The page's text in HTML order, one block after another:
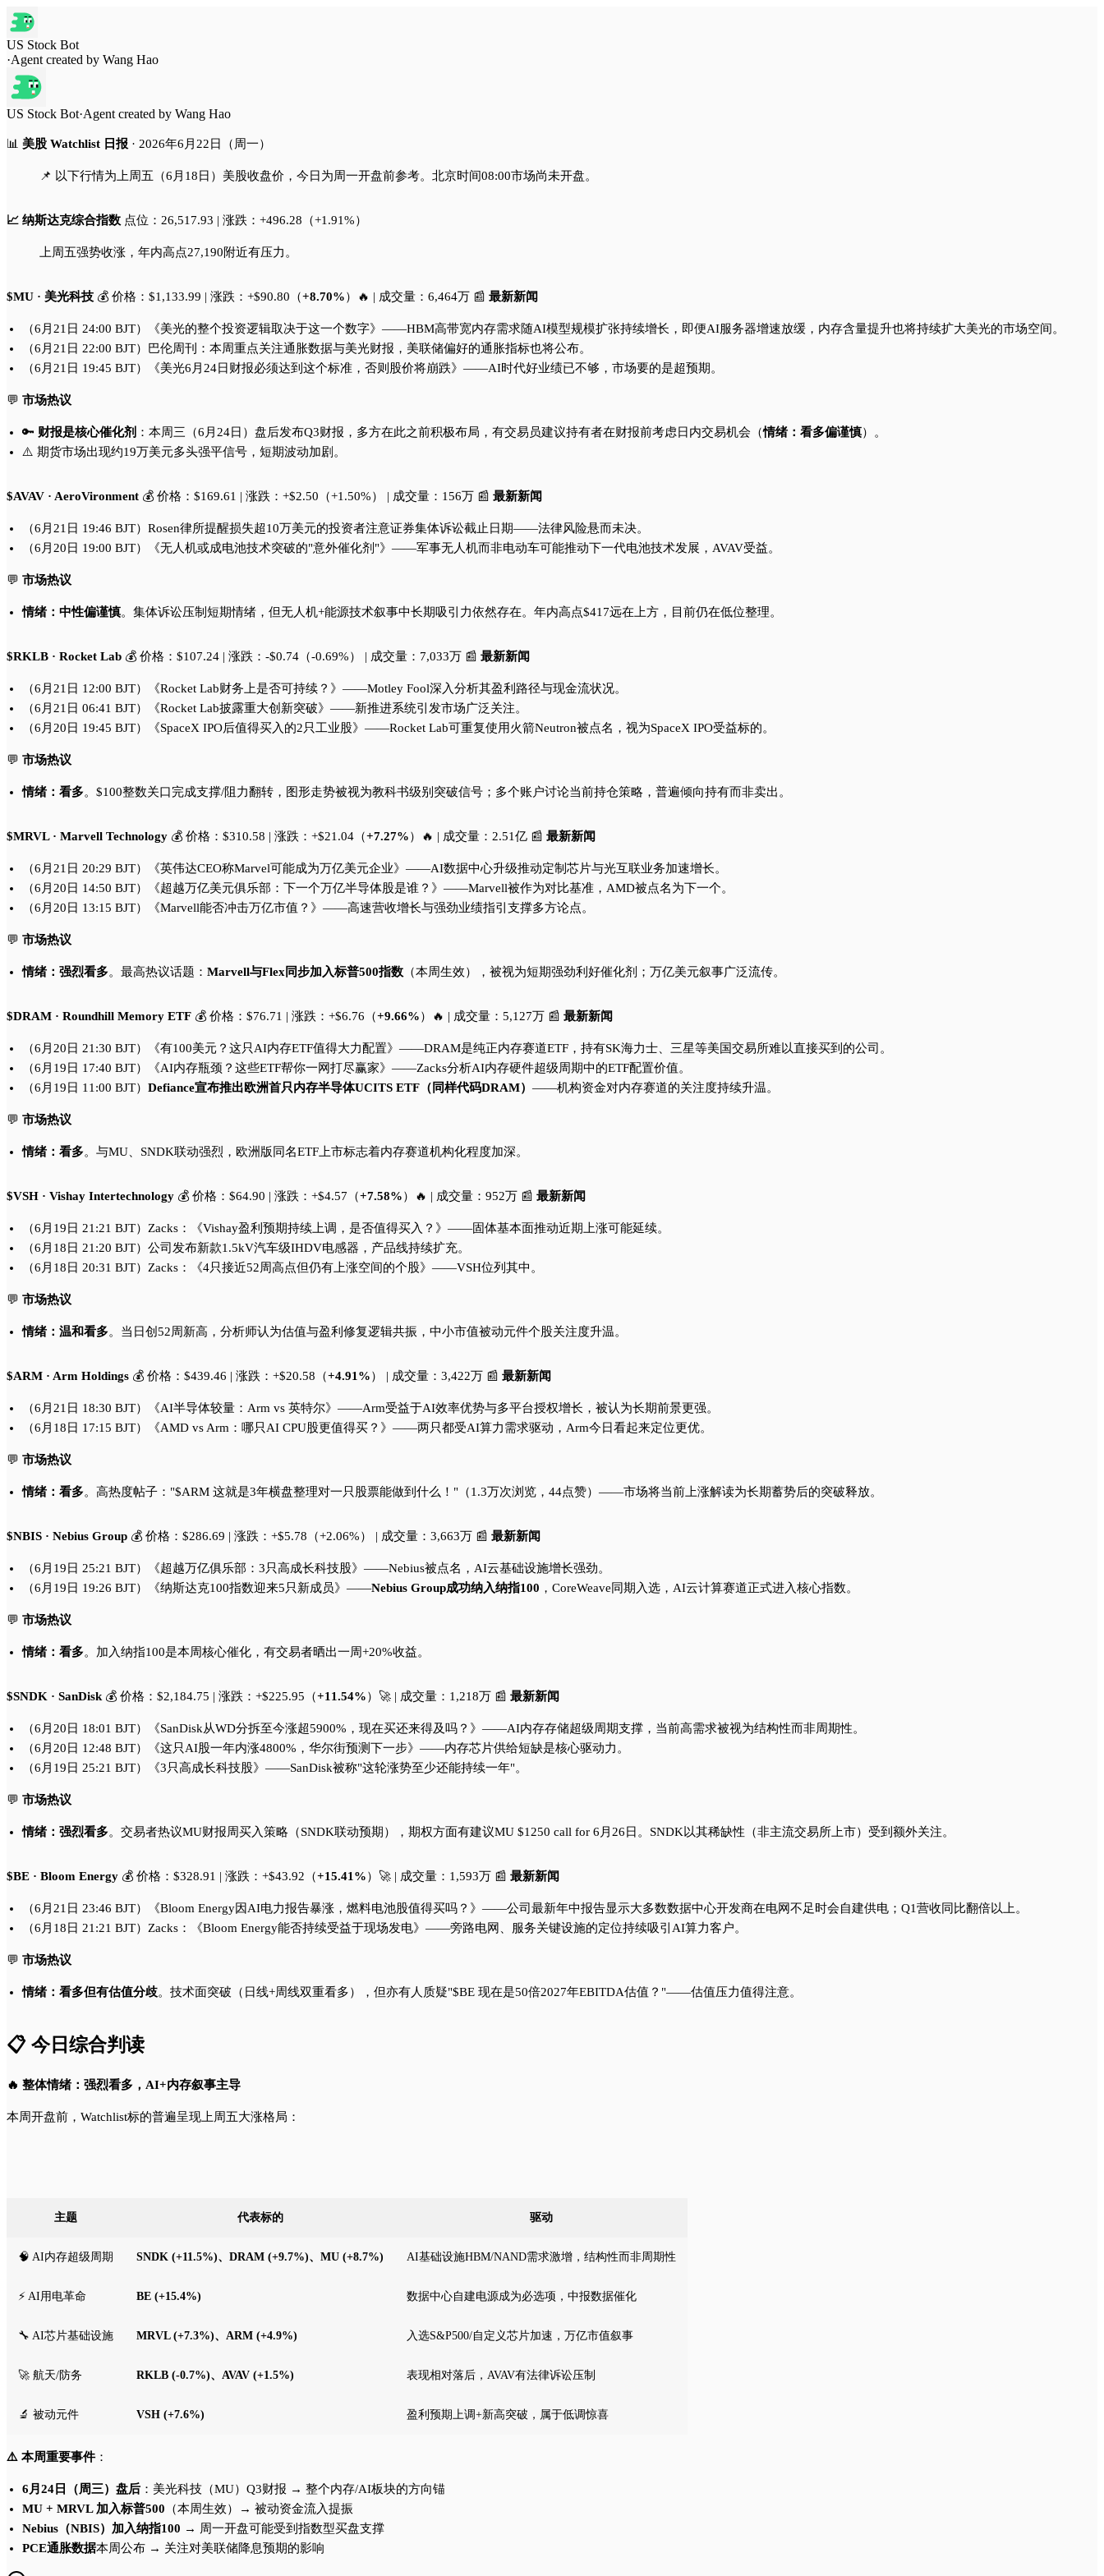
US Stock Bot
·Agent created by Wang Hao
US Stock Bot·Agent created by Wang Hao
📊 美股 Watchlist 日报 · 2026年6月22日（周一）
📌 以下行情为上周五（6月18日）美股收盘价，今日为周一开盘前参考。北京时间08:00市场尚未开盘。
📈 纳斯达克综合指数 点位：26,517.93 | 涨跌：+496.28（+1.91%）
上周五强势收涨，年内高点27,190附近有压力。
$MU · 美光科技 💰 价格：$1,133.99 | 涨跌：+$90.80（+8.70%）🔥 | 成交量：6,464万 📰 最新新闻
（6月21日 24:00 BJT）《美光的整个投资逻辑取决于这一个数字》——HBM高带宽内存需求随AI模型规模扩张持续增长，即便AI服务器增速放缓，内存含量提升也将持续扩大美光的市场空间。
（6月21日 22:00 BJT）巴伦周刊：本周重点关注通胀数据与美光财报，美联储偏好的通胀指标也将公布。
（6月21日 19:45 BJT）《美光6月24日财报必须达到这个标准，否则股价将崩跌》——AI时代好业绩已不够，市场要的是超预期。
💬 市场热议
🔑 财报是核心催化剂 ：本周三（6月24日）盘后发布Q3财报，多方在此之前积极布局，有交易员建议持有者在财报前考虑日内交易机会（情绪：看多偏谨慎）。
⚠️ 期货市场出现约19万美元多头强平信号，短期波动加剧。
$AVAV · AeroVironment 💰 价格：$169.61 | 涨跌：+$2.50（+1.50%） | 成交量：156万 📰 最新新闻
（6月21日 19:46 BJT）Rosen律所提醒损失超10万美元的投资者注意证券集体诉讼截止日期——法律风险悬而未决。
（6月20日 19:00 BJT）《无人机或成电池技术突破的"意外催化剂"》——军事无人机而非电动车可能推动下一代电池技术发展，AVAV受益。
💬 市场热议
情绪：中性偏谨慎。集体诉讼压制短期情绪，但无人机+能源技术叙事中长期吸引力依然存在。年内高点$417远在上方，目前仍在低位整理。
$RKLB · Rocket Lab 💰 价格：$107.24 | 涨跌：-$0.74（-0.69%） | 成交量：7,033万 📰 最新新闻
（6月21日 12:00 BJT）《Rocket Lab财务上是否可持续？》——Motley Fool深入分析其盈利路径与现金流状况。
（6月21日 06:41 BJT）《Rocket Lab披露重大创新突破》——新推进系统引发市场广泛关注。
（6月20日 19:45 BJT）《SpaceX IPO后值得买入的2只工业股》——Rocket Lab可重复使用火箭Neutron被点名，视为SpaceX IPO受益标的。
💬 市场热议
情绪：看多。$100整数关口完成支撑/阻力翻转，图形走势被视为教科书级别突破信号；多个账户讨论当前持仓策略，普遍倾向持有而非卖出。
$MRVL · Marvell Technology 💰 价格：$310.58 | 涨跌：+$21.04（+7.27%）🔥 | 成交量：2.51亿 📰 最新新闻
（6月21日 20:29 BJT）《英伟达CEO称Marvel可能成为万亿美元企业》——AI数据中心升级推动定制芯片与光互联业务加速增长。
（6月20日 14:50 BJT）《超越万亿美元俱乐部：下一个万亿半导体股是谁？》——Marvell被作为对比基准，AMD被点名为下一个。
（6月20日 13:15 BJT）《Marvell能否冲击万亿市值？》——高速营收增长与强劲业绩指引支撑多方论点。
💬 市场热议
情绪：强烈看多。最高热议话题： Marvell与Flex同步加入标普500指数（本周生效），被视为短期强劲利好催化剂；万亿美元叙事广泛流传。
$DRAM · Roundhill Memory ETF 💰 价格：$76.71 | 涨跌：+$6.76（+9.66%）🔥 | 成交量：5,127万 📰 最新新闻
（6月20日 21:30 BJT）《有100美元？这只AI内存ETF值得大力配置》——DRAM是纯正内存赛道ETF，持有SK海力士、三星等美国交易所难以直接买到的公司。
（6月19日 17:40 BJT）《AI内存瓶颈？这些ETF帮你一网打尽赢家》——Zacks分析AI内存硬件超级周期中的ETF配置价值。
（6月19日 11:00 BJT） Defiance宣布推出欧洲首只内存半导体UCITS ETF（同样代码DRAM） ——机构资金对内存赛道的关注度持续升温。
💬 市场热议
情绪：看多。与MU、SNDK联动强烈，欧洲版同名ETF上市标志着内存赛道机构化程度加深。
$VSH · Vishay Intertechnology 💰 价格：$64.90 | 涨跌：+$4.57（+7.58%）🔥 | 成交量：952万 📰 最新新闻
（6月19日 21:21 BJT）Zacks：《Vishay盈利预期持续上调，是否值得买入？》——固体基本面推动近期上涨可能延续。
（6月18日 21:20 BJT）公司发布新款1.5kV汽车级IHDV电感器，产品线持续扩充。
（6月18日 20:31 BJT）Zacks：《4只接近52周高点但仍有上涨空间的个股》——VSH位列其中。
💬 市场热议
情绪：温和看多。当日创52周新高，分析师认为估值与盈利修复逻辑共振，中小市值被动元件个股关注度升温。
$ARM · Arm Holdings 💰 价格：$439.46 | 涨跌：+$20.58（+4.91%） | 成交量：3,422万 📰 最新新闻
（6月21日 18:30 BJT）《AI半导体较量：Arm vs 英特尔》——Arm受益于AI效率优势与多平台授权增长，被认为长期前景更强。
（6月18日 17:15 BJT）《AMD vs Arm：哪只AI CPU股更值得买？》——两只都受AI算力需求驱动，Arm今日看起来定位更优。
💬 市场热议
情绪：看多。高热度帖子："$ARM 这就是3年横盘整理对一只股票能做到什么！"（1.3万次浏览，44点赞）——市场将当前上涨解读为长期蓄势后的突破释放。
$NBIS · Nebius Group 💰 价格：$286.69 | 涨跌：+$5.78（+2.06%） | 成交量：3,663万 📰 最新新闻
（6月19日 25:21 BJT）《超越万亿俱乐部：3只高成长科技股》——Nebius被点名，AI云基础设施增长强劲。
（6月19日 19:26 BJT）《纳斯达克100指数迎来5只新成员》——Nebius Group成功纳入纳指100 ，CoreWeave同期入选，AI云计算赛道正式进入核心指数。
💬 市场热议
情绪：看多。加入纳指100是本周核心催化，有交易者晒出一周+20%收益。
$SNDK · SanDisk 💰 价格：$2,184.75 | 涨跌：+$225.95（+11.54%）🚀 | 成交量：1,218万 📰 最新新闻
（6月20日 18:01 BJT）《SanDisk从WD分拆至今涨超5900%，现在买还来得及吗？》——AI内存存储超级周期支撑，当前高需求被视为结构性而非周期性。
（6月20日 12:48 BJT）《这只AI股一年内涨4800%，华尔街预测下一步》——内存芯片供给短缺是核心驱动力。
（6月19日 25:21 BJT）《3只高成长科技股》——SanDisk被称"这轮涨势至少还能持续一年"。
💬 市场热议
情绪：强烈看多。交易者热议MU财报周买入策略（SNDK联动预期），期权方面有建议MU $1250 call for 6月26日。SNDK以其稀缺性（非主流交易所上市）受到额外关注。
$BE · Bloom Energy 💰 价格：$328.91 | 涨跌：+$43.92（+15.41%）🚀 | 成交量：1,593万 📰 最新新闻
（6月21日 23:46 BJT）《Bloom Energy因AI电力报告暴涨，燃料电池股值得买吗？》——公司最新年中报告显示大多数数据中心开发商在电网不足时会自建供电；Q1营收同比翻倍以上。
（6月18日 21:21 BJT）Zacks：《Bloom Energy能否持续受益于现场发电》——旁路电网、服务关键设施的定位持续吸引AI算力客户。
💬 市场热议
情绪：看多但有估值分歧。技术面突破（日线+周线双重看多），但亦有人质疑"$BE 现在是50倍2027年EBITDA估值？"——估值压力值得注意。
📋 今日综合判读
🔥 整体情绪：强烈看多，AI+内存叙事主导
本周开盘前，Watchlist标的普遍呈现上周五大涨格局：
主题 代表标的 驱动
🧠 AI内存超级周期 SNDK (+11.5%)、DRAM (+9.7%)、MU (+8.7%) AI基础设施HBM/NAND需求激增，结构性而非周期性
⚡ AI用电革命 BE (+15.4%) 数据中心自建电源成为必选项，中报数据催化
🔧 AI芯片基础设施 MRVL (+7.3%)、ARM (+4.9%) 入选S&P500/自定义芯片加速，万亿市值叙事
🚀 航天/防务 RKLB (-0.7%)、AVAV (+1.5%) 表现相对落后，AVAV有法律诉讼压制
🔬 被动元件 VSH (+7.6%) 盈利预期上调+新高突破，属于低调惊喜
⚠️ 本周重要事件：
6月24日（周三）盘后：美光科技（MU）Q3财报 → 整个内存/AI板块的方向锚
MU + MRVL 加入标普500 （本周生效）→ 被动资金流入提振
Nebius（NBIS）加入纳指100 → 周一开盘可能受到指数型买盘支撑
PCE通胀数据本周公布 → 关注对美联储降息预期的影响